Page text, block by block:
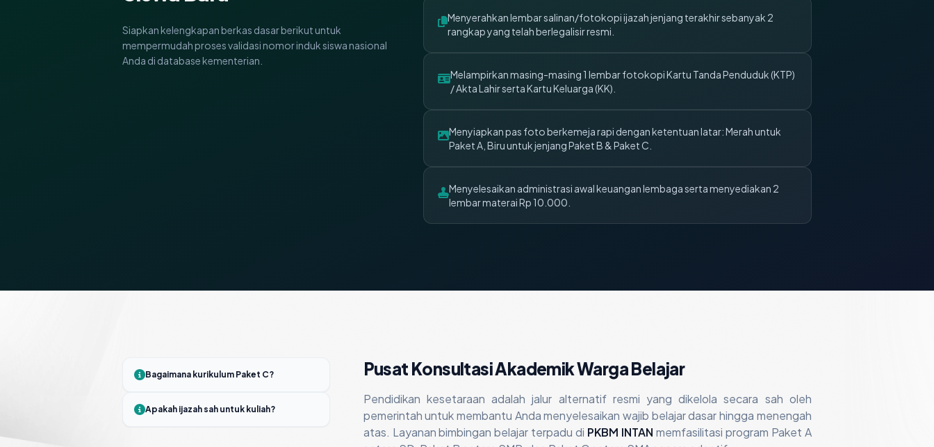
Siapkan kelengkapan berkas dasar berikut untuk
mempermudah proses validasi nomor induk siswa nasional
Anda di database kementerian.
Menyerahkan lembar salinan/fotokopi ijazah jenjang terakhir sebanyak 2
rangkap yang telah berlegalisir resmi.
Melampirkan masing-masing 1 lembar fotokopi Kartu Tanda Penduduk (KTP)
/ Akta Lahir serta Kartu Keluarga (KK).
Menyiapkan pas foto berkemeja rapi dengan ketentuan latar: Merah untuk
Paket A, Biru untuk jenjang Paket B & Paket C.
Menyelesaikan administrasi awal keuangan lembaga serta menyediakan 2
lembar materai Rp 10.000.
Bagaimana kurikulum Paket C?
Apakah ijazah sah untuk kuliah?
Pusat Konsultasi Akademik Warga Belajar
Pendidikan kesetaraan adalah jalur alternatif resmi yang dikelola secara sah oleh
pemerintah untuk membantu Anda menyelesaikan wajib belajar dasar hingga menengah
atas. Layanan bimbingan belajar terpadu di PKBM INTAN memfasilitasi program Paket A